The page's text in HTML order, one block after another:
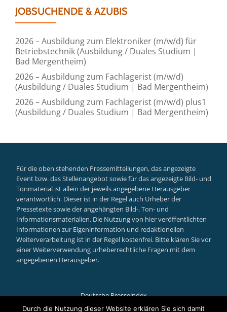
JOBSUCHENDE & AZUBIS
2026 – Ausbildung zum Elektroniker (m/w/d) für
Betriebstechnik (Ausbildung / Duales Studium |
Bad Mergentheim)
2026 – Ausbildung zum Fachlagerist (m/w/d)
(Ausbildung / Duales Studium | Bad Mergentheim)
2026 – Ausbildung zum Fachlagerist (m/w/d) plus1
(Ausbildung / Duales Studium | Bad Mergentheim)
Für die oben stehenden Pressemitteilungen, das angezeigte
Event bzw. das Stellenangebot sowie für das angezeigte Bild- und
Tonmaterial ist allein der jeweils angegebene Herausgeber
verantwortlich. Dieser ist in der Regel auch Urheber der
Pressetexte sowie der angehängten Bild-, Ton- und
Informationsmaterialien. Die Nutzung von hier veröffentlichten
Informationen zur Eigeninformation und redaktionellen
Weiterverarbeitung ist in der Regel kostenfrei. Bitte klären Sie vor
einer Weiterverwendung urheberrechtliche Fragen mit dem
angegebenen Herausgeber.
Deutsche Presseindex
Durch die Nutzung dieser Website erklären Sie sich damit